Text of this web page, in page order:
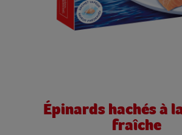
Épinards hachés à
fraîche